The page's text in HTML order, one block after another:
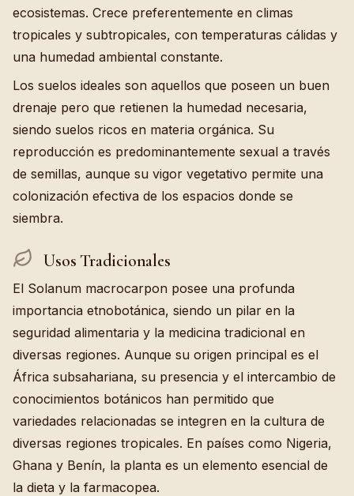
ecosistemas. Crece preferentemente en climas
tropicales y subtropicales, con temperaturas cálidas y
una humedad ambiental constante.
Los suelos ideales son aquellos que poseen un buen
drenaje pero que retienen la humedad necesaria,
siendo suelos ricos en materia orgánica. Su
reproducción es predominantemente sexual a través
de semillas, aunque su vigor vegetativo permite una
colonización efectiva de los espacios donde se
siembra.
Usos Tradicionales
El Solanum macrocarpon posee una profunda
importancia etnobotánica, siendo un pilar en la
seguridad alimentaria y la medicina tradicional en
diversas regiones. Aunque su origen principal es el
África subsahariana, su presencia y el intercambio de
conocimientos botánicos han permitido que
variedades relacionadas se integren en la cultura de
diversas regiones tropicales. En países como Nigeria,
Ghana y Benín, la planta es un elemento esencial de
la dieta y la farmacopea.